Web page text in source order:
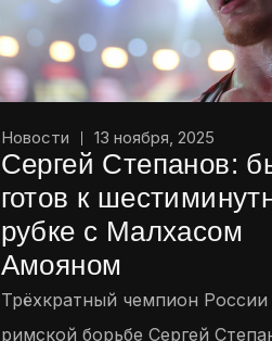
Новости 13 ноября, 2025
Сергей Степанов:
готов к
рубке с Малхасом
Амояном
Трёхкратный чемпион России
римской борьбе Сергей